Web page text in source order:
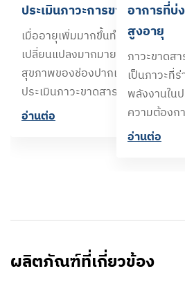
ประเมินภาวะการขาดสารอาห
เมื่ออายุเพิ่มมากขึ้นทำให้ร่างกายเกิด
เปลี่ยนแปลงมากมาย โดยเฉพาะอย่
สุขภาพของช่องปากและระบบทางเ
ประเมินภาวะขาดสารอาหารได้ที่นี่
อ่านต่อ
อาการที่บ่
สูงอายุ
ภาวะขาดส
เป็นภาวะที่
พลังงานใน
ความต้องก
อ่านต่อ
ผลิตภัณฑ์ที่เกี่ยวข้อง